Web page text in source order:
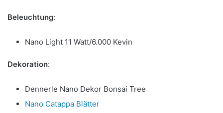
Beleuchtung:
Nano Light 11 Watt/6.000 Kevin
Dekoration:
Dennerle Nano Dekor Bonsai Tree
Nano Catappa Blätter